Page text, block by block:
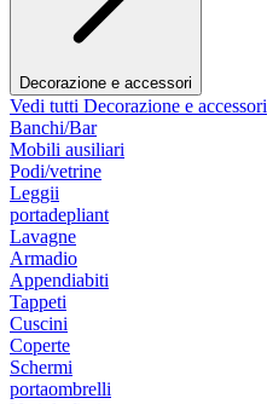
Decorazione e accessori
Vedi tutti Decorazione e accessori
Banchi/Bar
Mobili ausiliari
Podi/vetrine
Leggii
portadepliant
Lavagne
Armadio
Appendiabiti
Tappeti
Cuscini
Coperte
Schermi
portaombrelli